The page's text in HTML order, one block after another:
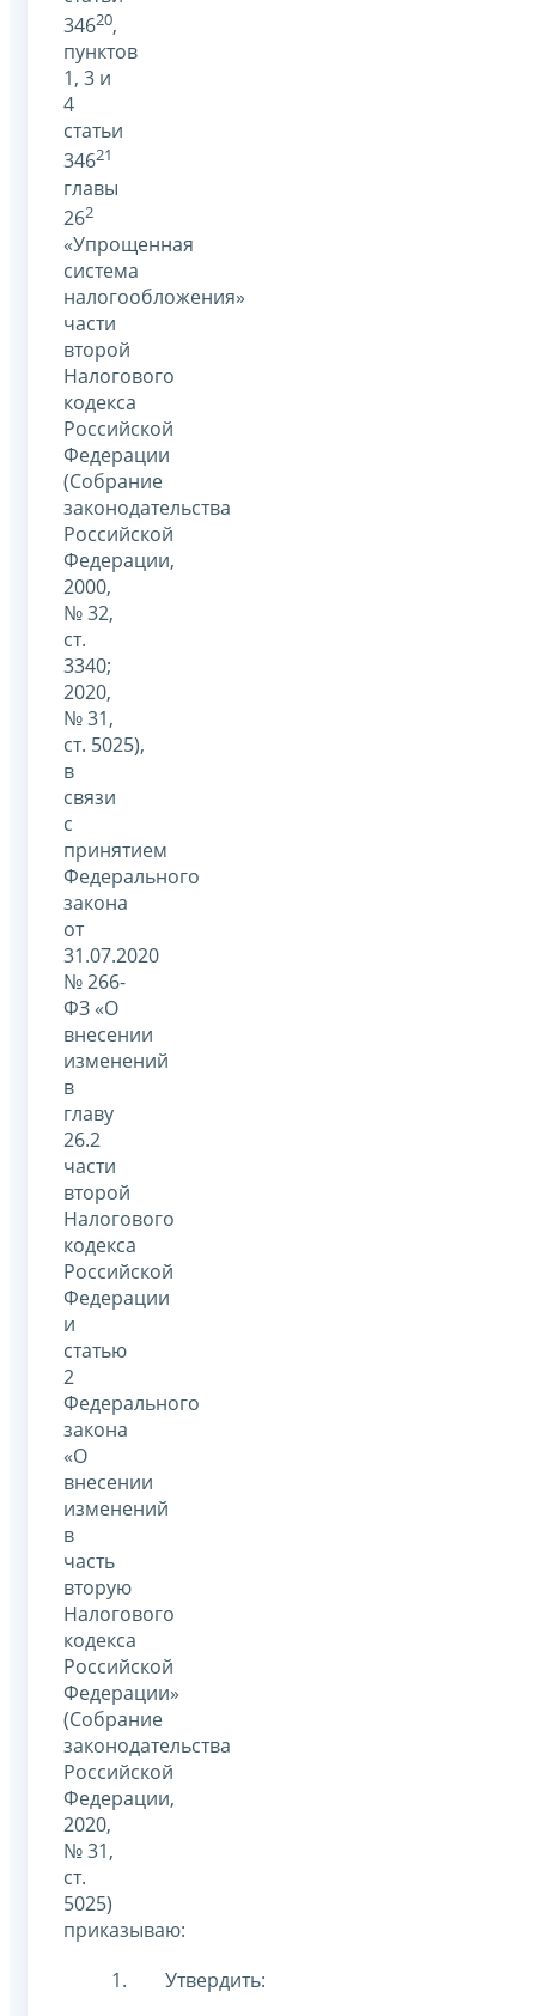
34620,
пунктов
1, 3 и
4
статьи
34621
главы
262
«Упрощенная
система
налогообложения»
части
второй
Налогового
кодекса
Российской
Федерации
(Собрание
законодательства
Российской
Федерации,
2000,
№ 32,
ст.
3340;
2020,
№ 31,
ст. 5025),
в
связи
с
принятием
Федерального
закона
от
31.07.2020
№ 266-
ФЗ «О
внесении
изменений
в
главу
26.2
части
второй
Налогового
кодекса
Российской
Федерации
и
статью
2
Федерального
закона
«О
внесении
изменений
в
часть
вторую
Налогового
кодекса
Российской
Федерации»
(Собрание
законодательства
Российской
Федерации,
2020,
№ 31,
ст.
5025)
приказываю:
Утвердить: